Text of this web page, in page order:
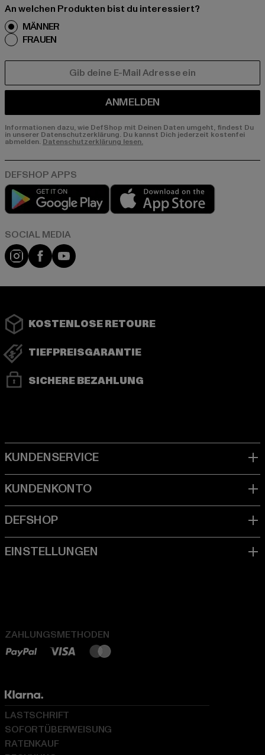
An welchen Produkten bist du interessiert?
MÄNNER
FRAUEN
ANMELDEN
Informationen dazu, wie DefShop mit Deinen Daten umgeht, findest Du
in unserer Datenschutzerklärung. Du kannst Dich jederzeit kostenfei
abmelden. Datenschutzerklärung lesen.
Play market
Instagram
FacebookYouTube
KOSTENLOSE RETOURE
TIEFPREISGARANTIE
SICHERE BEZAHLUNG
ZAHLUNGSMETHODEN
LASTSCHRIFT
SOFORTÜBERWEISUNG
RATENKAUF